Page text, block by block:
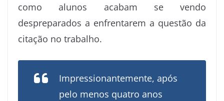
como alunos acabam se vendo
despreparados a enfrentarem a questão da
citação no trabalho.
Impressionantemente, após
pelo menos quatro anos